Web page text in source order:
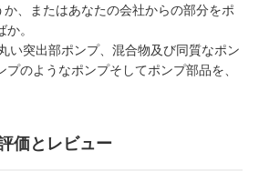
、またはあなたの会社からの部分をポ
。
い突出部ポンプ、混合物及び同質なポン
のようなポンプそしてポンプ部品を、
価とレビュー